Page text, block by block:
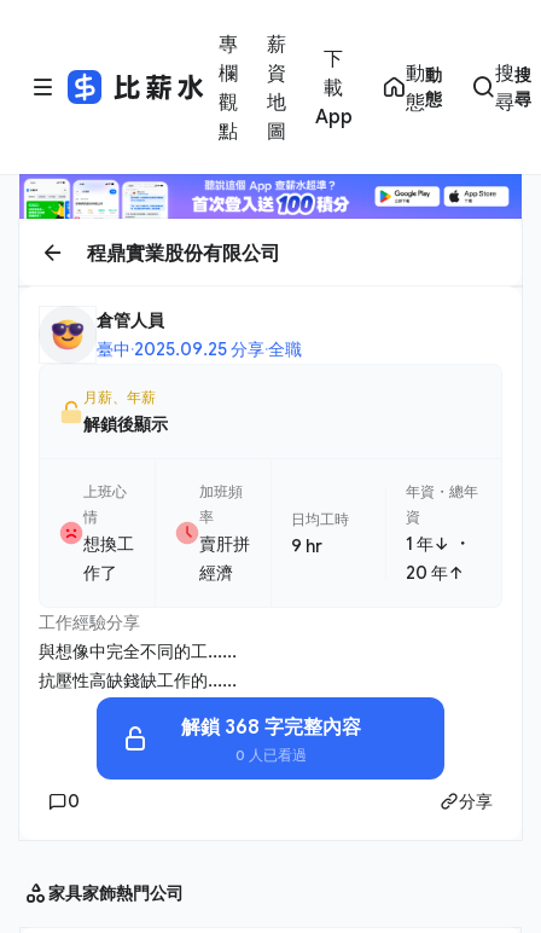
專
欄
觀
點
薪
資
地
圖
下
載
App
動
態
動
態
搜
尋
搜
尋
程鼎實業股份有限公司
倉管人員
臺中·2025.09.25 分享·全職
月薪、年薪
解鎖後顯示
上班心
情
想換工
作了
加班頻
率
賣肝拼
經濟
日均工時
9 hr
年資・總年
資
1 年↓ ・
20 年↑
工作經驗分享
與想像中完全不同的工......
抗壓性高缺錢缺工作的......
解鎖 368 字完整內容
0 人已看過
0 分享
家具家飾熱門公司